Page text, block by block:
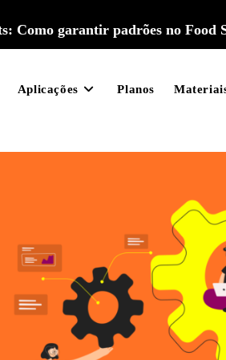
Como garantir padrões no Food
Aplicações Planos